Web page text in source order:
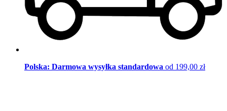
Polska: Darmowa wysyłka standardowa od 199,00 zł